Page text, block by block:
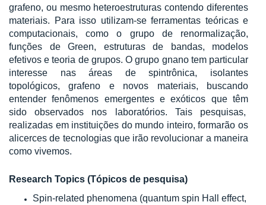
grafeno, ou mesmo heteroestruturas contendo diferentes
materiais. Para isso utilizam-se ferramentas teóricas e
computacionais, como o grupo de renormalização,
funções de Green, estruturas de bandas, modelos
efetivos e teoria de grupos. O grupo gnano tem particular
interesse nas áreas de spintrônica, isolantes
topológicos, grafeno e novos materiais, buscando
entender fenômenos emergentes e exóticos que têm
sido observados nos laboratórios. Tais pesquisas,
realizadas em instituições do mundo inteiro, formarão os
alicerces de tecnologias que irão revolucionar a maneira
como vivemos.
Research Topics (Tópicos de pesquisa)
Spin-related phenomena (quantum spin Hall effect,